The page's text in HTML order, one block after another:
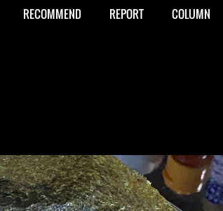
RECOMMEND REPORT COLUMN